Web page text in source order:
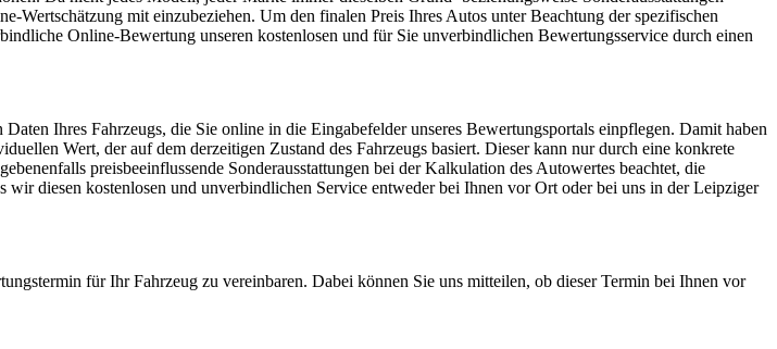
mit einzubeziehen. Um den finalen Preis Ihres Autos unter Beachtung der spezifischen
Online-Bewertung unseren kostenlosen und für Sie unverbindlichen Bewertungsservice durch einen
Ihres Fahrzeugs, die Sie online in die Eingabefelder unseres Bewertungsportals einpflegen. Damit haben
Wert, der auf dem derzeitigen Zustand des Fahrzeugs basiert. Dieser kann nur durch eine konkrete
preisbeeinflussende Sonderausstattungen bei der Kalkulation des Autowertes beachtet, die
diesen kostenlosen und unverbindlichen Service entweder bei Ihnen vor Ort oder bei uns in der Leipziger
für Ihr Fahrzeug zu vereinbaren. Dabei können Sie uns mitteilen, ob dieser Termin bei Ihnen vor